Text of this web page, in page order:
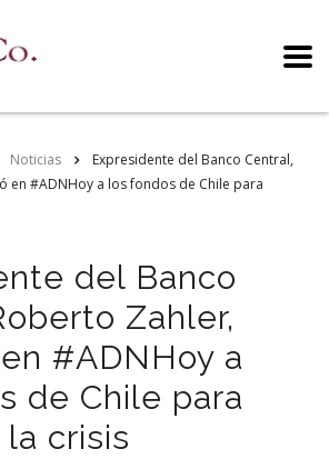
Noticias
Expresidente del Banco Central,
en #ADNHoy a los fondos de Chile para
del Banco
Zahler,
#ADNHoy a
de Chile para
crisis